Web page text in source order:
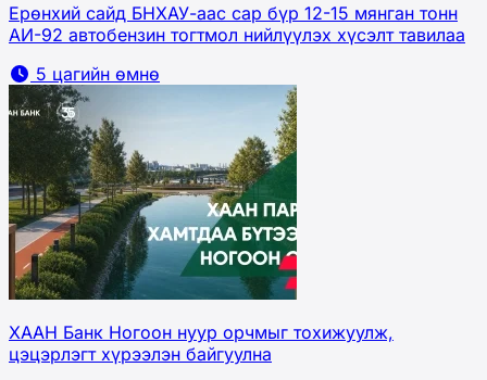
Ерөнхий сайд БНХАУ-аас сар бүр 12-15 мянган тонн
АИ-92 автобензин тогтмол нийлүүлэх хүсэлт тавилаа
5 цагийн өмнө
ХААН Банк Ногоон нуур орчмыг тохижуулж,
цэцэрлэгт хүрээлэн байгуулна